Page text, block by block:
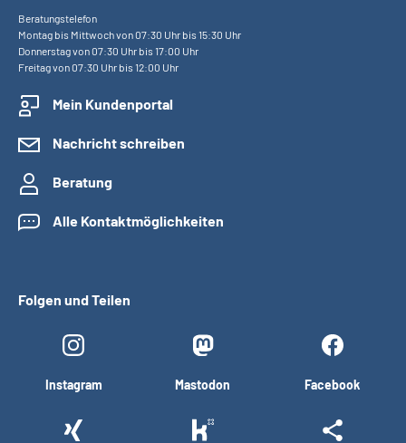
Beratungstelefon
Montag bis Mittwoch von 07:30 Uhr bis 15:30 Uhr
Donnerstag von 07:30 Uhr bis 17:00 Uhr
Freitag von 07:30 Uhr bis 12:00 Uhr
Mein Kundenportal
Nachricht schreiben
Beratung
Alle Kontaktmöglichkeiten
Folgen und Teilen
Instagram Mastodon Facebook